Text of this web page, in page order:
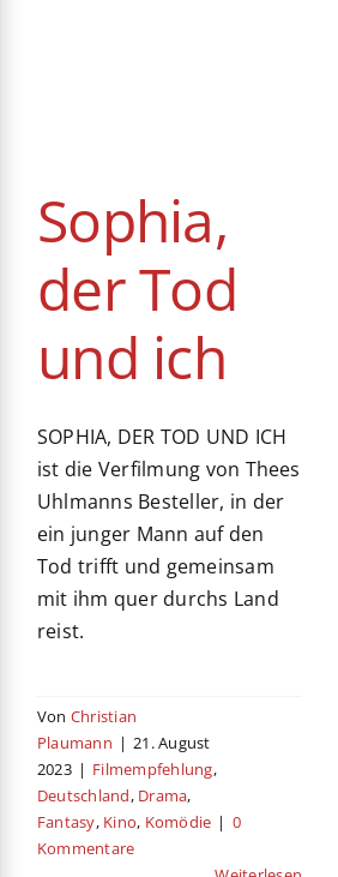
Sophia,
der Tod
und ich
SOPHIA, DER TOD UND ICH
ist die Verfilmung von Thees
Uhlmanns Besteller, in der
ein junger Mann auf den
Tod trifft und gemeinsam
mit ihm quer durchs Land
reist.
Von Christian
Plaumann | 21. August
2023 | Filmempfehlung,
Deutschland, Drama,
Fantasy, Kino, Komödie | 0
Kommentare